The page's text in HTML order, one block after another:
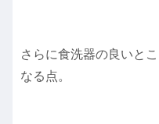
さらに食洗器の良いと
なる点。